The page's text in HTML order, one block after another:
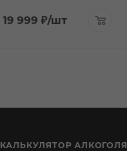
19 999 ₽/шт
КАЛЬКУЛЯТОР АЛКОГОЛЯ